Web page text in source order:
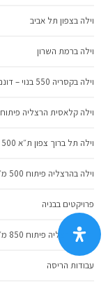
וילה בצפון תל אביב
וילה ברמת השרון
וילה בקסריה 550 בנוי – דונם וחצי מגרש
וילה קלאסית הרצליה פיתוח
וילה תל ברוך צפון ת״א 500 מ״ר מגרש – 260 בנוי
וילה בהרצליה פיתוח 500 מ״ר מגרש 280 מ״ר בנוי
פרויקטים בבניה
וילה בהרצליה פיתוח 850 מ״ר מגרש, 600 מ״ר בנוי
עבודות הריסה